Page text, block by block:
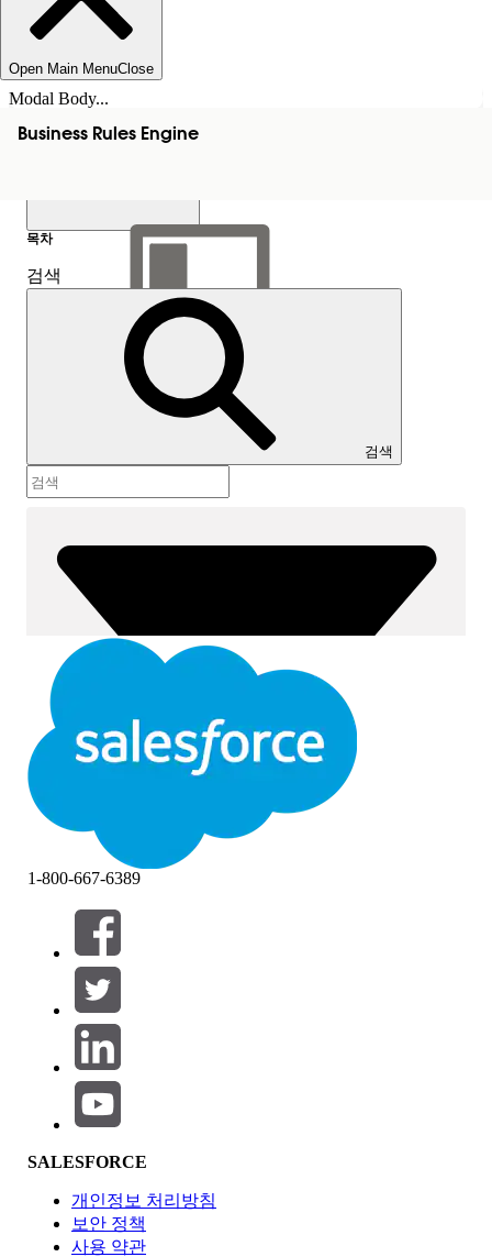
Open Main MenuClose
Modal Body...
Business Rules Engine
목차 표시
목차
검색
검색
필터 (0)
필터 선택
제품 영역
기능 영향
1-800-667-6389
SALESFORCE
개인정보 처리방침
보안 정책
사용 약관